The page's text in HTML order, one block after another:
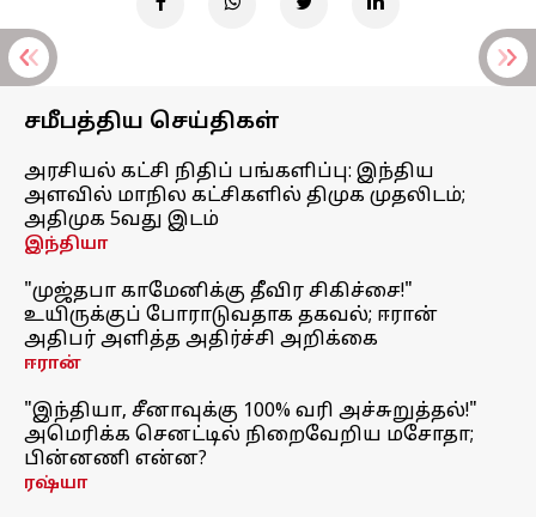
சமீபத்திய செய்திகள்
அரசியல் கட்சி நிதிப் பங்களிப்பு: இந்திய
அளவில் மாநில கட்சிகளில் திமுக முதலிடம்;
அதிமுக 5வது இடம்
இந்தியா
"முஜ்தபா காமேனிக்கு தீவிர சிகிச்சை!"
உயிருக்குப் போராடுவதாக தகவல்; ஈரான்
அதிபர் அளித்த அதிர்ச்சி அறிக்கை
ஈரான்
"இந்தியா, சீனாவுக்கு 100% வரி அச்சுறுத்தல்!"
அமெரிக்க செனட்டில் நிறைவேறிய மசோதா;
பின்னணி என்ன?
ரஷ்யா